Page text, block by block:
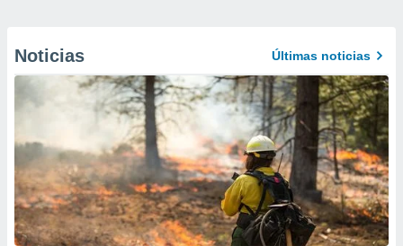
Noticias Últimas noticias